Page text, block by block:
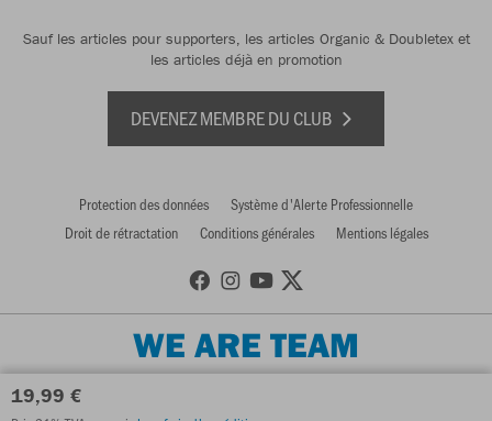
19,99 €
Sauf les articles pour supporters, les articles Organic & Doubletex et
les articles déjà en promotion
DEVENEZ MEMBRE DU CLUB
Protection des données
Système d'Alerte Professionnelle
Droit de rétractation
Conditions générales Mentions légales
WE ARE TEAM